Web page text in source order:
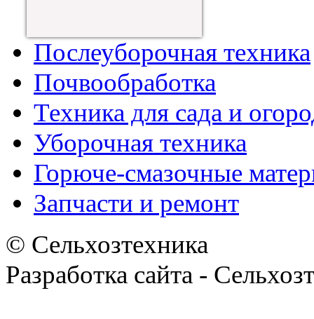
Послеуборочная техника
Почвообработка
Техника для сада и
Уборочная техника
Горюче-смазочные
Запчасти и ремонт
© Сельхозтехника
Разработка сайта -